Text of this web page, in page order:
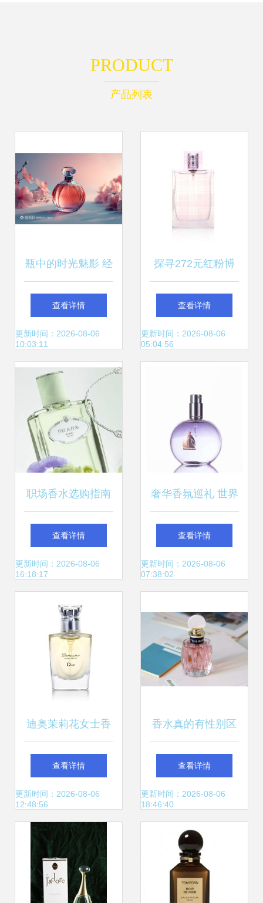
PRODUCT
产品列表
瓶中的时光魅影 经
典香水瓶与珍宝
查看详情
更新时间：2026-08-06
10:03:11
探寻272元红粉博
柏利香水的魅力 价
格、评价与返利诱
查看详情
更新时间：2026-08-06
05:04:56
职场香水选购指南
八款助你专业度UP
的职场香水推荐
查看详情
更新时间：2026-08-06
16:18:17
奢华香氛巡礼 世界
十大名牌香水与
CRD克徕帝珠宝的
查看详情
更新时间：2026-08-06
07:38:02
迪奥茉莉花女士香
水
查看详情
更新时间：2026-08-06
12:48:56
香水真的有性别区
分吗？解析香气中
的性别边界
查看详情
更新时间：2026-08-06
18:46:40